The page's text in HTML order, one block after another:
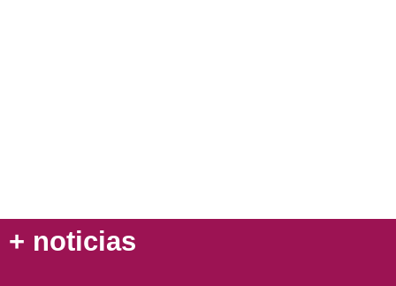
+ noticias